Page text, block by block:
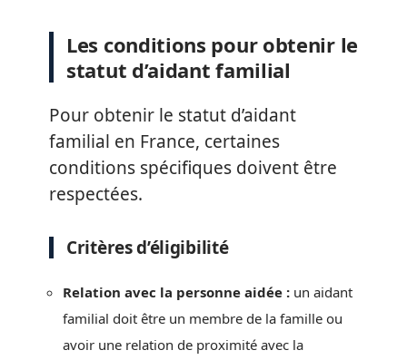
Les conditions pour obtenir le
statut d’aidant familial
Pour obtenir le statut d’aidant
familial en France, certaines
conditions spécifiques doivent être
respectées.
Critères d’éligibilité
Relation avec la personne aidée : un aidant
familial doit être un membre de la famille ou
avoir une relation de proximité avec la